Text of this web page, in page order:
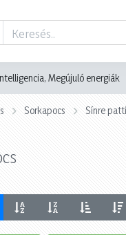
Megújuló energiák
Sorkapocs Sínre